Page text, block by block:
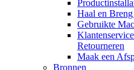
Haal en
Gebruikte
Retourneren
Maak een
Bronnen